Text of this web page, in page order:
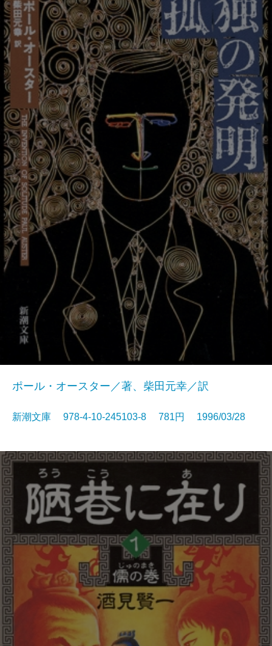
ポール・オースター／著、柴田元幸／訳
新潮文庫 978-4-10-245103-8 781円 1996/03/28